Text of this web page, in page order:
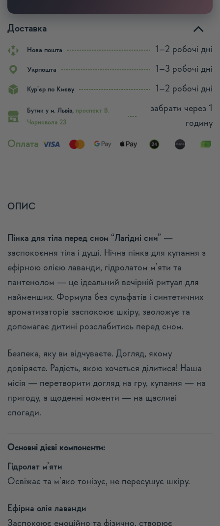
Доставка
Нова пошта 1–2 робочі дні
Укрпошта 1–3 робочі дні
Кур’єр по Києву 1–2 робочі дні
Бутик у м. Львів, проспект В.
Чорновола 23
забрати через 1
годину
Оплата
ОПИС
Пінка для тіла перед сном “Лагідні сни” —
заспокоєння тіла і душі. Нічна пінка для купання з
ефірною олією лаванди, гідролатом м’яти та
пантенолом — це ідеальний вечірній ритуал для
найменших. Формула без сульфатів і синтетичних
ароматизаторів заспокоює шкіру, зволожує та
допомагає дитині розслабитись перед сном.
Безпека, яку ви відчуваєте. Догляд, якому
довіряєте. Радість, якою хочеться ділитися! Наша
місія — перетворити догляд на гру, купання — на
пригоду, а щоденні моменти — на щасливі
спогади.
Основні дієві компоненти:
Гідролат м’яти
Освіжає та м’яко тонізує, не пересушує шкіру.
Ефірна олія лаванди
Заспокоює емоційно та фізично, створює